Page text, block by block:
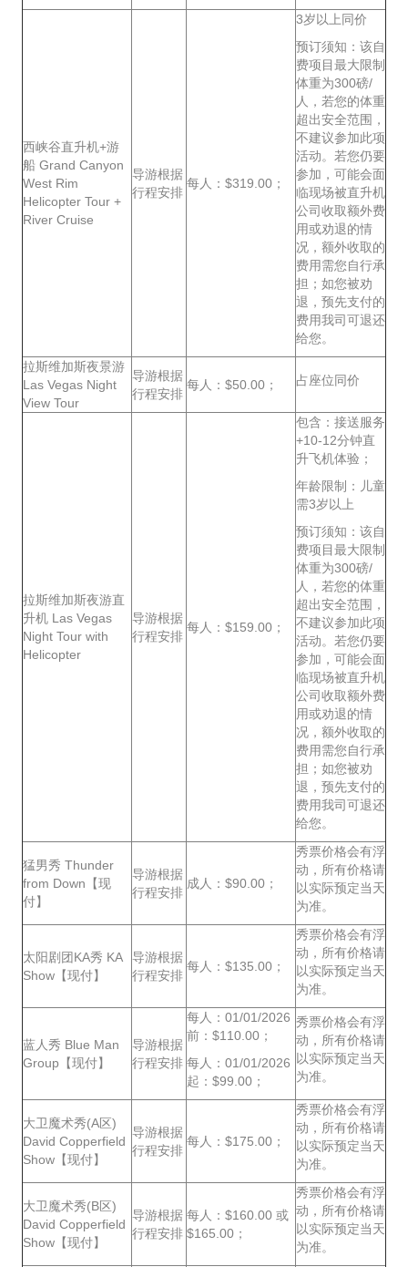
西峡谷直升机+游
船 Grand Canyon
West Rim
Helicopter Tour +
River Cruise
导游根据
行程安排
每人：$319.00；
3岁以上同价
预订须知：该自
费项目最大限制
体重为300磅/
人，若您的体重
超出安全范围，
不建议参加此项
活动。若您仍要
参加，可能会面
临现场被直升机
公司收取额外费
用或劝退的情
况，额外收取的
费用需您自行承
担；如您被劝
退，预先支付的
费用我司可退还
给您。
拉斯维加斯夜景游
Las Vegas Night
View Tour
导游根据
行程安排
每人：$50.00； 占座位同价
拉斯维加斯夜游直
升机 Las Vegas
Night Tour with
Helicopter
导游根据
行程安排
每人：$159.00；
包含：接送服务
+10-12分钟直
升飞机体验；
年龄限制：儿童
需3岁以上
预订须知：该自
费项目最大限制
体重为300磅/
人，若您的体重
超出安全范围，
不建议参加此项
活动。若您仍要
参加，可能会面
临现场被直升机
公司收取额外费
用或劝退的情
况，额外收取的
费用需您自行承
担；如您被劝
退，预先支付的
费用我司可退还
给您。
猛男秀 Thunder
from Down【现
付】
导游根据
行程安排
成人：$90.00；
秀票价格会有浮
动，所有价格请
以实际预定当天
为准。
太阳剧团KA秀 KA
Show【现付】
导游根据
行程安排
每人：$135.00；
秀票价格会有浮
动，所有价格请
以实际预定当天
为准。
蓝人秀 Blue Man
Group【现付】
导游根据
行程安排
每人：01/01/2026
前：$110.00；
每人：01/01/2026
起：$99.00；
秀票价格会有浮
动，所有价格请
以实际预定当天
为准。
大卫魔术秀(A区)
David Copperfield
Show【现付】
导游根据
行程安排
每人：$175.00；
秀票价格会有浮
动，所有价格请
以实际预定当天
为准。
大卫魔术秀(B区)
David Copperfield
Show【现付】
导游根据
行程安排
每人：$160.00 或
$165.00；
秀票价格会有浮
动，所有价格请
以实际预定当天
为准。